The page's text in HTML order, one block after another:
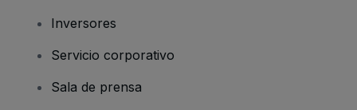
Inversores
Servicio corporativo
Sala de prensa